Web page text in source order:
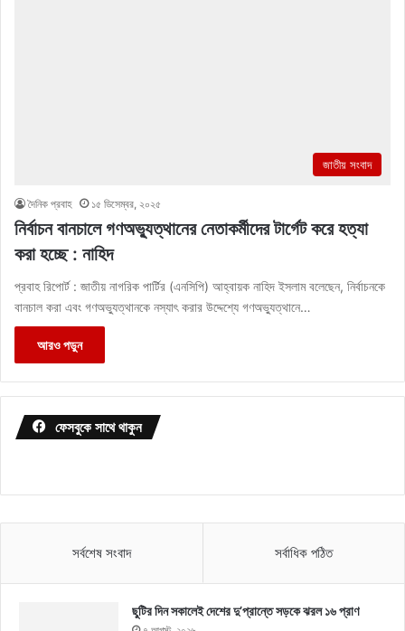
জাতীয় সংবাদ
দৈনিক প্রবাহ ১৫ ডিসেম্বর, ২০২৫
নির্বাচন বানচালে গণঅভ্যুত্থানের নেতাকর্মীদের টার্গেট করে হত্যা
করা হচ্ছে : নাহিদ
প্রবাহ রিপোর্ট : জাতীয় নাগরিক পার্টির (এনসিপি) আহ্বায়ক নাহিদ ইসলাম বলেছেন, নির্বাচনকে
বানচাল করা এবং গণঅভ্যুত্থানকে নস্যাৎ করার উদ্দেশ্যে গণঅভ্যুত্থানে…
আরও পড়ুন
ফেসবুকে সাথে থাকুন
সর্বশেষ সংবাদ সর্বাধিক পঠিত
ছুটির দিন সকালেই দেশের দু’প্রান্তে সড়কে ঝরল ১৬ প্রাণ